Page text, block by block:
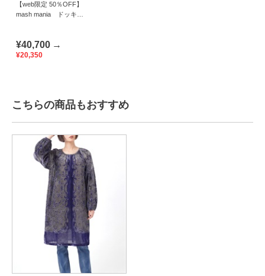
【web限定 50％OFF】
mash mania ドッキン
¥40,700 →
¥20,350
こちらの商品もおすすめ